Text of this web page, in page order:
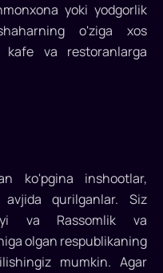
yoki yodgorlik
o'ziga xos
kafe va restoranlarga
ko'pgina inshootlar,
qurilganlar. Siz
va Rassomlik va
olgan respublikaning
mumkin. Agar